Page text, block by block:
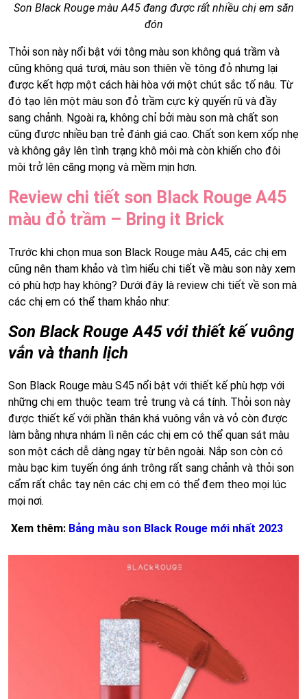
Son Black Rouge màu A45 đang được rất nhiều chị em săn
đón
Thỏi son này nổi bật với tông màu son không quá trầm và
cũng không quá tươi, màu son thiên về tông đỏ nhưng lại
được kết hợp một cách hài hòa với một chút sắc tố nâu. Từ
đó tạo lên một màu son đỏ trầm cực kỳ quyến rũ và đầy
sang chảnh. Ngoài ra, không chỉ bởi màu son mà chất son
cũng được nhiều bạn trẻ đánh giá cao. Chất son kem xốp nhẹ
và không gây lên tình trạng khô môi mà còn khiến cho đôi
môi trở lên căng mọng và mềm mịn hơn.
Review chi tiết son Black Rouge A45
màu đỏ trầm – Bring it Brick
Trước khi chọn mua son Black Rouge màu A45, các chị em
cũng nên tham khảo và tìm hiểu chi tiết về màu son này xem
có phù hợp hay không? Dưới đây là review chi tiết về son mà
các chị em có thể tham khảo như:
Son Black Rouge A45 với thiết kế vuông
vắn và thanh lịch
Son Black Rouge màu S45 nổi bật với thiết kế phù hợp với
những chị em thuộc team trẻ trung và cá tính. Thỏi son này
được thiết kế với phần thân khá vuông vắn và vỏ còn được
làm bằng nhựa nhám lì nên các chị em có thể quan sát màu
son một cách dễ dàng ngay từ bên ngoài. Nắp son còn có
màu bạc kim tuyến óng ánh trông rất sang chảnh và thỏi son
cẩm rất chắc tay nên các chị em có thể đem theo mọi lúc
mọi nơi.
Xem thêm: Bảng màu son Black Rouge mới nhất 2023